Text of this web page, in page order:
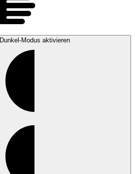
Dunkel-Modus aktivieren